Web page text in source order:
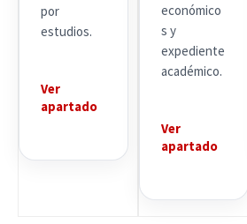
por
estudios.
Ver
apartado
económico
s y
expediente
académico.
Ver
apartado